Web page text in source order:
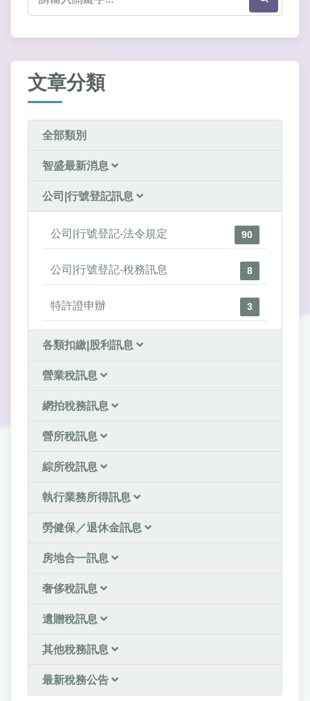
文章分類
全部類別
智盛最新消息
公司|行號登記訊息
公司|行號登記-法令規定 90
公司|行號登記-稅務訊息 8
特許證申辦 3
各類扣繳|股利訊息
營業稅訊息
網拍稅務訊息
營所稅訊息
綜所稅訊息
執行業務所得訊息
勞健保／退休金訊息
房地合一訊息
奢侈稅訊息
遺贈稅訊息
其他稅務訊息
最新稅務公告